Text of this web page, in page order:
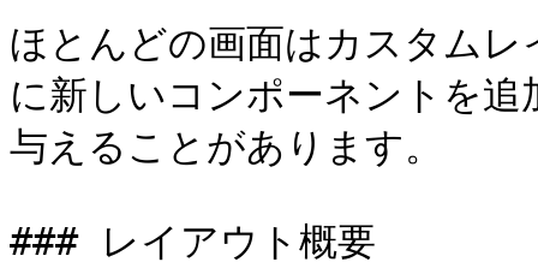
ほとんどの画面はカスタム
に新しいコンポーネントを
与えることがあります。
### レイアウト概要